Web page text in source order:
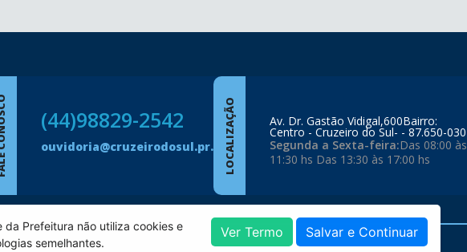
da Prefeitura não utiliza cookies e
semelhantes.
Ver Termo Salvar e Continuar
(44)98829-2542
ouvidoria@cruzeirodosul.pr.gov.br
LOCALIZAÇÃO Av. Dr. Gastão Vidigal,600Bairro:
Centro - Cruzeiro do Sul- - 87.650-030
Segunda a Sexta-feira:Das 08:00 às
11:30 hs Das 13:30 às 17:00 hs